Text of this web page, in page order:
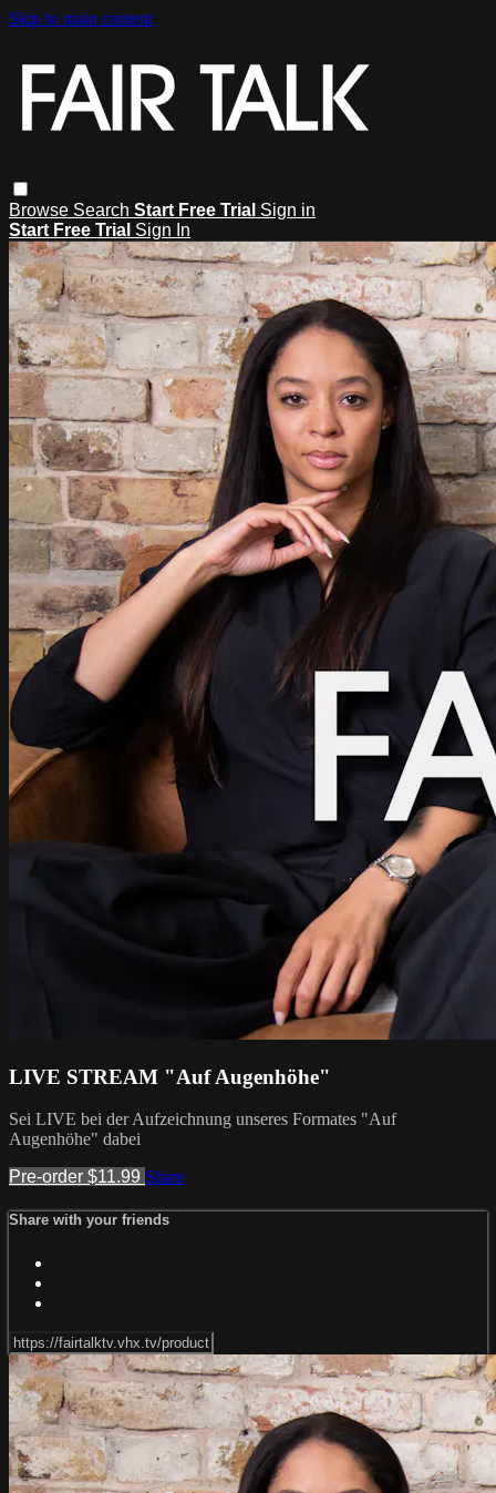
Skip to main content
Browse Search Start Free Trial Sign in
Start Free Trial Sign In
LIVE STREAM "Auf Augenhöhe"
Sei LIVE bei der Aufzeichnung unseres Formates "Auf
Augenhöhe" dabei
Pre-order $11.99 Share
Share with your friends